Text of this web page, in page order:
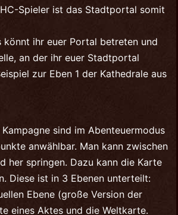
Spieler ist das Stadtportal somit
könnt ihr euer Portal betreten und
an der ihr euer Stadtportal
zur Eben 1 der Kathedrale aus
sind im Abenteuermodus
anwählbar. Man kann zwischen
her springen. Dazu kann die Karte
Diese ist in 3 Ebenen unterteilt:
Ebene (große Version der
eines Aktes und die Weltkarte.